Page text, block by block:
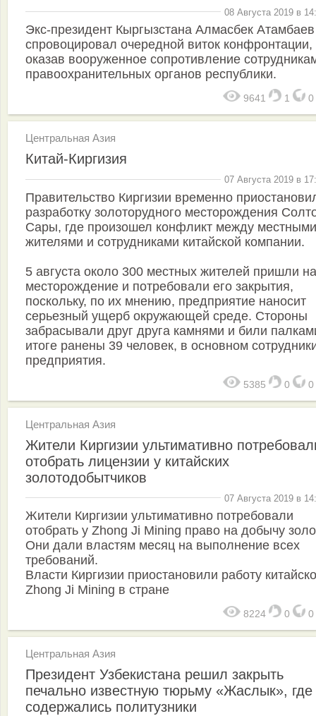
08 Августа 2019 в
Экс-президент Кыргызстана Алмасбек Атамбаев
спровоцировал очередной виток конфронтации,
оказав вооруженное сопротивление
правоохранительных органов республики.
9641 1 0
Центральная Азия
Китай-Киргизия
07 Августа 2019 в
Правительство Киргизии временно
разработку золоторудного месторождения
Сары, где произошел конфликт между местными
жителями и сотрудниками китайской компании.
5 августа около 300 местных жителей пришли на
месторождение и потребовали его закрытия,
поскольку, по их мнению, предприятие наносит
серьезный ущерб окружающей среде. Стороны
забрасывали друг друга камнями и били
итоге ранены 39 человек, в основном
предприятия.
5385 0 0
Центральная Азия
Жители Киргизии ультимативно
отобрать лицензии у китайских
золотодобытчиков
07 Августа 2019 в
Жители Киргизии ультимативно потребовали
отобрать у Zhong Ji Mining право на добычу
Они дали властям месяц на выполнение всех
требований.
Власти Киргизии приостановили работу
Zhong Ji Mining в стране
8224 0 0
Центральная Азия
Президент Узбекистана решил закрыть
печально известную тюрьму «Жаслык», где
содержались политузники